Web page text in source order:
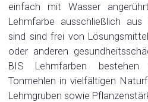
einfach mit Wasser
Lehmfarbe ausschließlich
sind sind frei von
oder anderen
BIS Lehmfarben
Tonmehlen in vielfältigen
Lehmgruben sowie